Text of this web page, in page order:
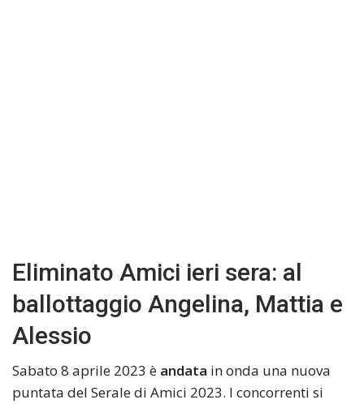
Eliminato Amici ieri sera: al
ballottaggio Angelina, Mattia e
Alessio
Sabato 8 aprile 2023 è andata in onda una nuova
puntata del Serale di Amici 2023. I concorrenti si